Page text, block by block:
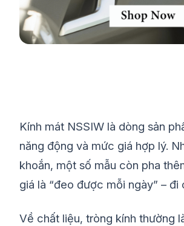
Kính mát NSSIW là dòng sản
năng động và mức giá hợp lý.
khoắn, một số mẫu còn pha
giá là “đeo được mỗi ngày” –
Về chất liệu, tròng kính thường